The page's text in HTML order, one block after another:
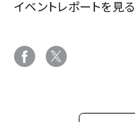
イベントレポートを見る